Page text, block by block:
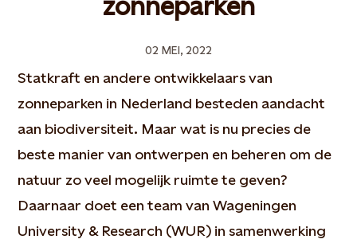
zonneparken
02 MEI, 2022
Statkraft en andere ontwikkelaars van
zonneparken in Nederland besteden aandacht
aan biodiversiteit. Maar wat is nu precies de
beste manier van ontwerpen en beheren om de
natuur zo veel mogelijk ruimte te geven?
Daarnaar doet een team van Wageningen
University & Research (WUR) in samenwerking